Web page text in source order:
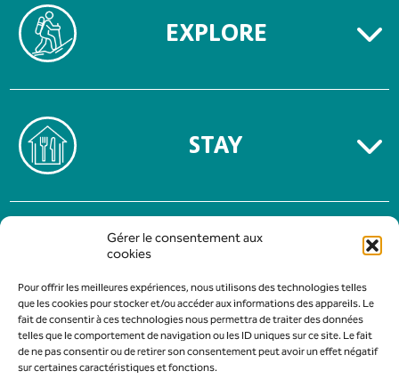
Gérer le consentement aux
cookies
Pour offrir les meilleures expériences, nous utilisons des technologies telles
que les cookies pour stocker et/ou accéder aux informations des appareils. Le
fait de consentir à ces technologies nous permettra de traiter des données
telles que le comportement de navigation ou les ID uniques sur ce site. Le fait
de ne pas consentir ou de retirer son consentement peut avoir un effet négatif
sur certaines caractéristiques et fonctions.
EXPLORE
STAY
TERMS OF USE
PRIVACY POLICY